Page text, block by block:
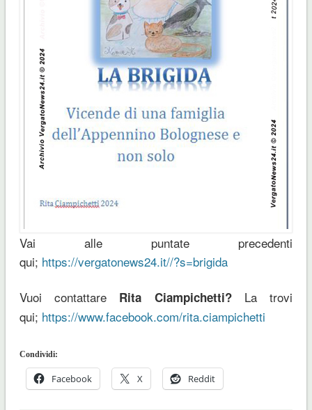
Vai alle puntate precedenti
qui; https://vergatonews24.it//?s=brigida
Vuoi contattare Rita Ciampichetti?La trovi
qui; https://www.facebook.com/rita.ciampichetti
Condividi:
Facebook X Reddit